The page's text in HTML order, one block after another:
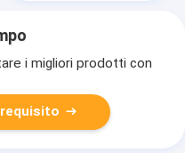
i migliori prodotti con